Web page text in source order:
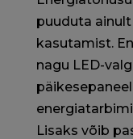
puuduta
kasutamist.
nagu LED-
Lisaks võib